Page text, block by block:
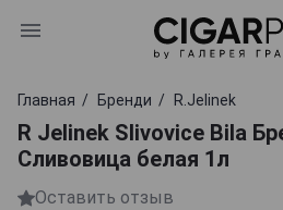
Главная Бренди R.Jelinek
R Jelinek Slivovice Bila
Сливовица белая 1л
Оставить отзыв